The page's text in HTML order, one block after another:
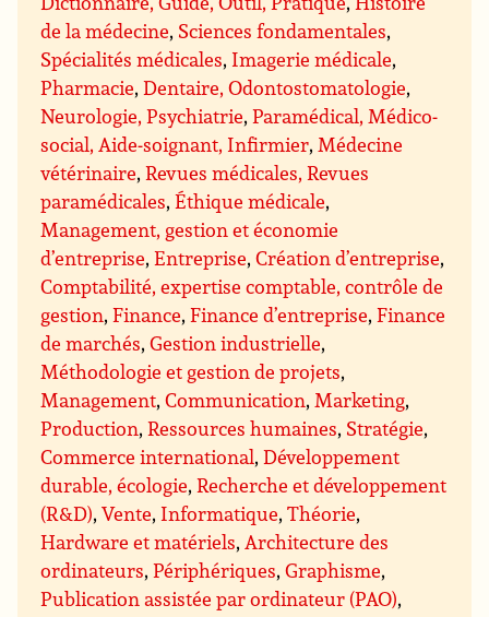
de la médecine, Sciences fondamentales,
Spécialités médicales, Imagerie médicale,
Pharmacie,Dentaire, Odontostomatologie,
Neurologie, Psychiatrie,Paramédical, Médico-
social, Aide-soignant, Infirmier, Médecine
vétérinaire,Revues médicales, Revues
paramédicales,Éthique médicale,
Management, gestion et économie
d’entreprise,Entreprise,Création d’entreprise,
Comptabilité, expertise comptable, contrôle de
gestion,Finance,Finance d’entreprise,Finance
de marchés,Gestion industrielle,
Méthodologie et gestion de projets,
Management,Communication, Marketing,
Production,Ressources humaines, Stratégie,
Commerce international,Développement
durable, écologie,Recherche et développement
(R&D),Vente, Informatique,Théorie,
Hardware et matériels, Architecture des
ordinateurs,Périphériques,Graphisme,
Publication assistée par ordinateur (PAO),